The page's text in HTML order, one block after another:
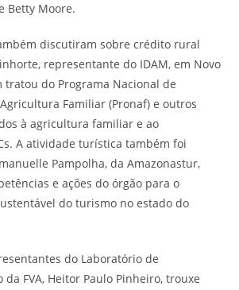
Betty Moore.
discutiram sobre crédito rural
representante do IDAM, em Novo
tratou do Programa Nacional de
Familiar (Pronaf) e outros
à agricultura familiar e ao
A atividade turística também foi
Pampolha, da Amazonastur,
e ações do órgão para o
do turismo no estado do
do Laboratório de
da FVA, Heitor Paulo Pinheiro, trouxe